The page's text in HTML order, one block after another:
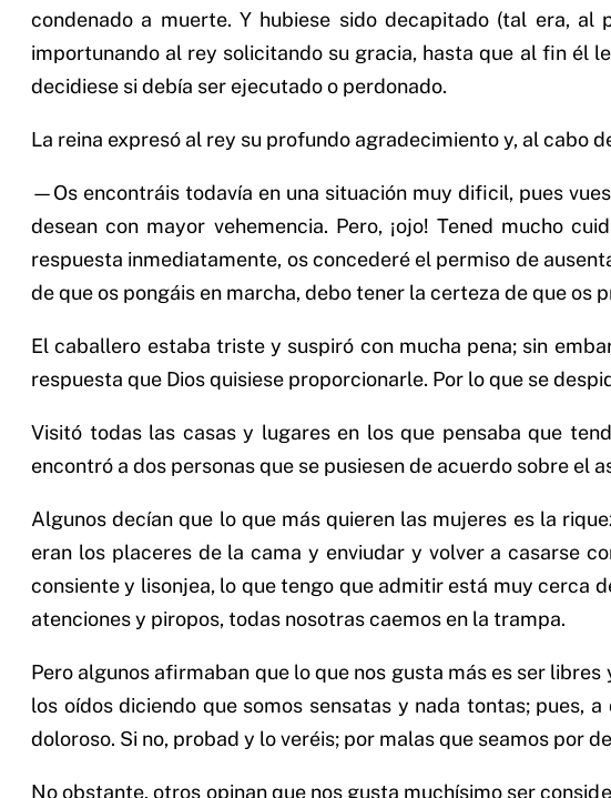
condenado a muerte. Y hubiese sido decapitado (tal era,
importunando al rey solicitando su gracia, hasta que al fin él
decidiese si debía ser ejecutado o perdonado.
La reina expresó al rey su profundo agradecimiento y, al cabo
—Os encontráis todavía en una situación muy dificil, pues
desean con mayor vehemencia. Pero, ¡ojo! Tened mucho
respuesta inmediatamente, os concederé el permiso de
de que os pongáis en marcha, debo tener la certeza de que os
El caballero estaba triste y suspiró con mucha pena; sin
respuesta que Dios quisiese proporcionarle. Por lo que se
Visitó todas las casas y lugares en los que pensaba que
encontró a dos personas que se pusiesen de acuerdo sobre el
Algunos decían que lo que más quieren las mujeres es la
eran los placeres de la cama y enviudar y volver a casarse
consiente y lisonjea, lo que tengo que admitir está muy cerca
atenciones y piropos, todas nosotras caemos en la trampa.
Pero algunos afirmaban que lo que nos gusta más es ser
los oídos diciendo que somos sensatas y nada tontas; pues,
doloroso. Si no, probad y lo veréis; por malas que seamos por
No obstante, otros opinan que nos gusta muchísimo ser